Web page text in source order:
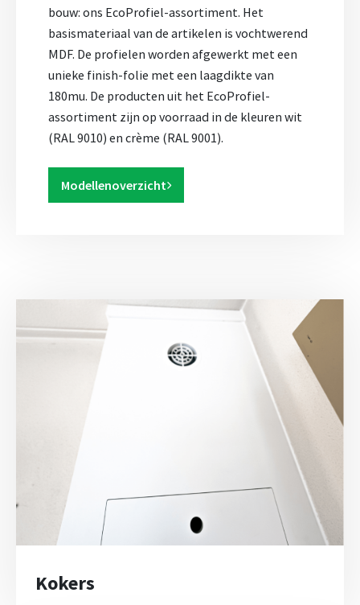
bouw: ons EcoProfiel-assortiment. Het
basismateriaal van de artikelen is vochtwerend
MDF. De profielen worden afgewerkt met een
unieke finish-folie met een laagdikte van
180mu. De producten uit het EcoProfiel-
assortiment zijn op voorraad in de kleuren wit
(RAL 9010) en crème (RAL 9001).
Modellenoverzicht
Kokers